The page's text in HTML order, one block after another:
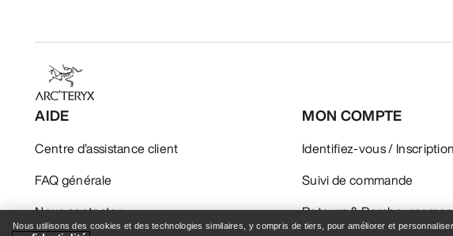
AIDE
Centre d’assistance client
FAQ générale
Nous contacter
MON COMPTE
Identifiez-vous / Inscription
Suivi de commande
Retours &
Nous utilisons des cookies et des technologies similaires, y compris de tiers, pour améliorer et